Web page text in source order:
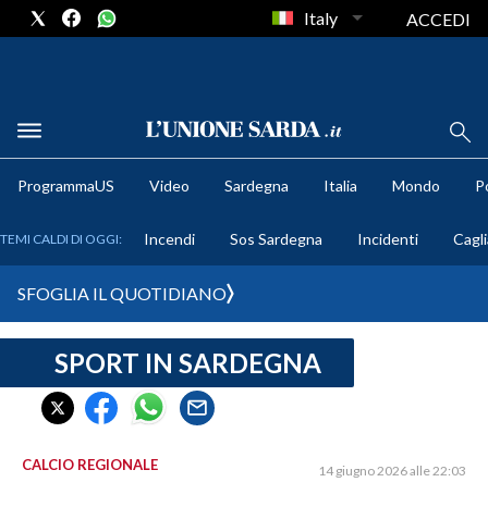
METEO
CRONACA SARDEGNA
CAGLIARI
SULCIS IGLESIENTE
Italy ACCEDI
ProgrammaUS Video Sardegna Italia Mondo
TEMI CALDI DI OGGI: Incendi Sos Sardegna Incidenti
SFOGLIA IL QUOTIDIANO
SPORT IN SARDEGNA
CALCIO REGIONALE 14 giugno 2026 alle 22:03